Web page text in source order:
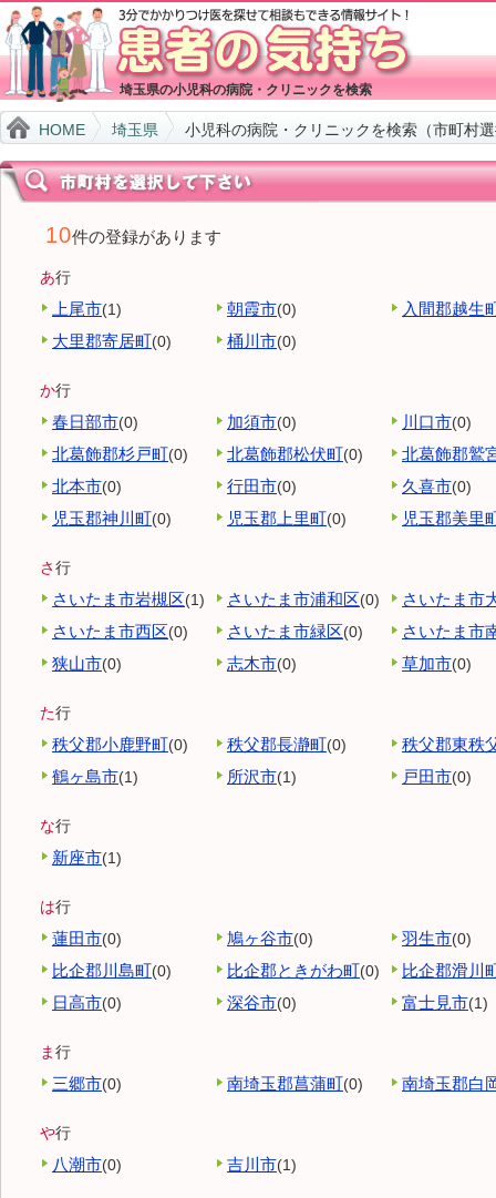
埼玉県の小児科の病院・クリニックを検索
HOME 埼玉県 小児科の病院・クリニックを検索（市町村
10件の登録があります
あ行
上尾市(1) 朝霞市(0)
入間郡越生
大里郡寄居町(0) 桶川市(0)
か行
春日部市(0) 加須市(0) 川口市(0)
北葛飾郡杉戸町(0) 北葛飾郡松伏町(0)
北葛飾郡鷲
北本市(0) 行田市(0) 久喜市(0)
児玉郡神川町(0) 児玉郡上里町(0) 児玉郡美里
さ行
さいたま市岩槻区(1) さいたま市浦和区(0)
さいたま市
さいたま市西区(0) さいたま市緑区(0)
さいたま市
狭山市(0) 志木市(0) 草加市(0)
た行
秩父郡小鹿野町(0) 秩父郡長瀞町(0)
秩父郡東秩
鶴ヶ島市(1) 所沢市(1) 戸田市(0)
な行
新座市(1)
は行
蓮田市(0) 鳩ヶ谷市(0) 羽生市(0)
比企郡川島町(0) 比企郡ときがわ町(0)
比企郡滑川
日高市(0) 深谷市(0) 富士見市(1)
ま行
三郷市(0) 南埼玉郡菖蒲町(0) 南埼玉郡白
や行
八潮市(0) 吉川市(1)